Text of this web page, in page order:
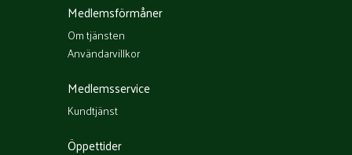
Medlemsförmåner
Om tjänsten
Användarvillkor
Medlemsservice
Kundtjänst
Öppettider